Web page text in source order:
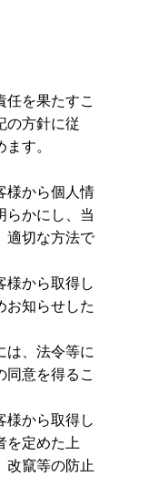
任を果たすこ
の方針に従
す。
様から個人情
らかにし、当
適切な方法で
様から取得し
お知らせした
は、法令等に
同意を得るこ
様から取得し
を定めた上
改竄等の防止